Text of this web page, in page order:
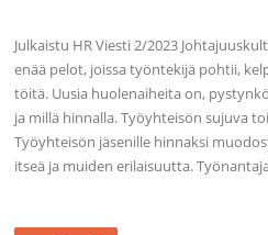
Julkaistu HR Viesti 2/2023
enää pelot, joissa työntekijä pohtii,
töitä. Uusia huolenaiheita on,
ja millä hinnalla. Työyhteisön sujuva
Työyhteisön jäsenille hinnaksi
itseä ja muiden erilaisuutta.